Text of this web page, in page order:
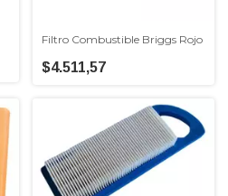
Filtro Combustible Briggs Rojo
$4.511,57